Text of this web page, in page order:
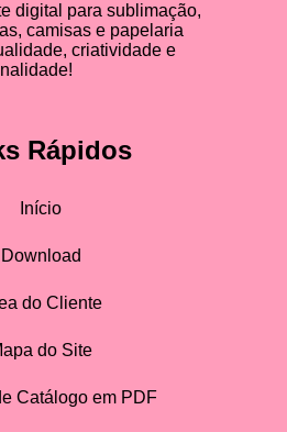
digital para sublimação,
camisas e papelaria
criatividade e
Rápidos
Início
Download
do Cliente
do Site
Catálogo em PDF